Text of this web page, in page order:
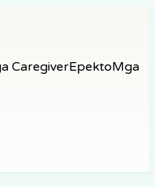
CaregiverEpektoMga